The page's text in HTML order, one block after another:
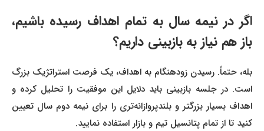
اگر در نیمه سال به تمام اهداف رسیده باشیم،
باز هم نیاز به بازبینی داریم؟
بله، حتماً. رسیدن زودهنگام به اهداف، یک فرصت استراتژیک بزرگ
است. در جلسه بازبینی باید دلایل این موفقیت را تحلیل کرده و
اهداف بسیار بزرگتر و بلندپروازانه‌تری را برای نیمه دوم سال تعیین
کنید تا از تمام پتانسیل تیم و بازار استفاده نمایید.